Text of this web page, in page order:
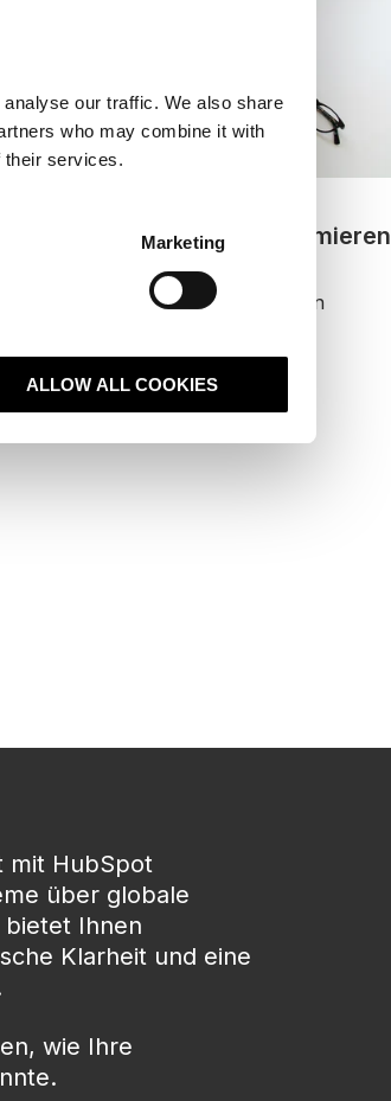
our traffic. We also share
who may combine it with
their services.
Marketing
ALLOW ALL COOKIES
Maximieren
Ihre Online-Sichtbarkeit!
Leitfaden zur effektiven
mit HubSpot
über globale
bietet Ihnen
Klarheit und eine
wie Ihre